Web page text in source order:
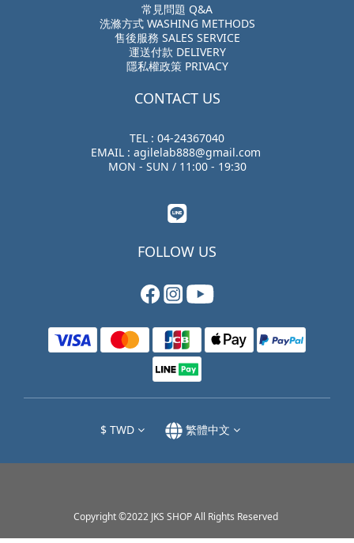
常見問題 Q&A
洗滌方式 WASHING METHODS
售後服務 SALES SERVICE
運送付款 DELIVERY
隱私權政策 PRIVACY
CONTACT US
TEL : 04-24367040
EMAIL : agilelab888@gmail.com
MON - SUN / 11:00 - 19:30
FOLLOW US
$ TWD 繁體中文
Copyright ©2022 JKS SHOP All Rights Reserved